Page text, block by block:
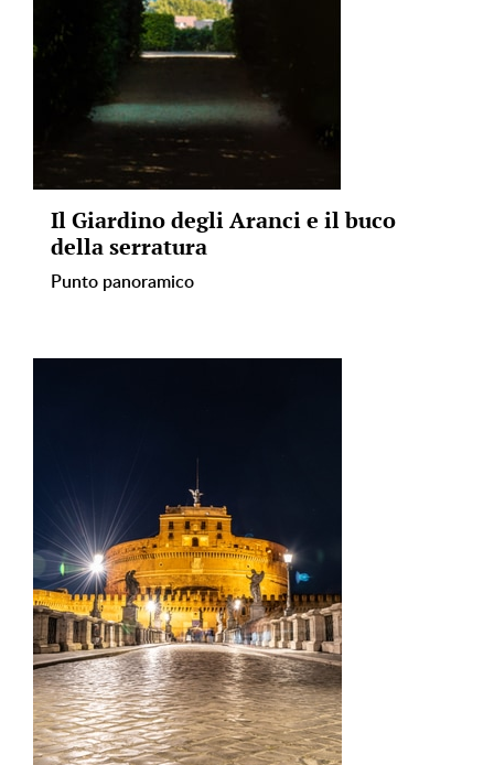
Il Giardino degli Aranci e il buco
della serratura
Punto panoramico